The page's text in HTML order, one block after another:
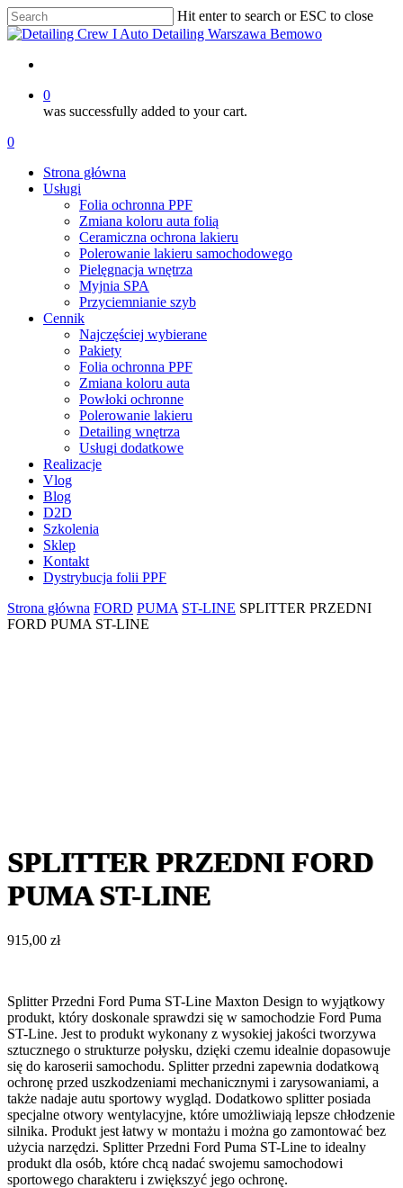
Skip
to
content
Hit enter to search or ESC to close
Close
0
was successfully added to your cart.
Menu
account
0
Strona główna
Usługi
Folia ochronna PPF
Zmiana koloru auta folią
Ceramiczna ochrona lakieru
Polerowanie lakieru samochodowego
Pielęgnacja wnętrza
Myjnia SPA
Przyciemnianie szyb
Cennik
Najczęściej wybierane
Pakiety
Folia ochronna PPF
Zmiana koloru auta
Powłoki ochronne
Polerowanie lakieru
Detailing wnętrza
Usługi dodatkowe
Realizacje
Vlog
Blog
D2D
Szkolenia
Sklep
Kontakt
Dystrybucja folii PPF
Strona główna FORD PUMA ST-LINE SPLITTER PRZEDNI
FORD PUMA ST-LINE
SPLITTER PRZEDNI FORD
PUMA ST-LINE
915,00 zł
Splitter Przedni Ford Puma ST-Line Maxton Design to wyjątkowy
produkt, który doskonale sprawdzi się w samochodzie Ford Puma
ST-Line. Jest to produkt wykonany z wysokiej jakości tworzywa
sztucznego o strukturze połysku, dzięki czemu idealnie dopasowuje
się do karoserii samochodu. Splitter przedni zapewnia dodatkową
ochronę przed uszkodzeniami mechanicznymi i zarysowaniami, a
także nadaje autu sportowy wygląd. Dodatkowo splitter posiada
specjalne otwory wentylacyjne, które umożliwiają lepsze chłodzenie
silnika. Produkt jest łatwy w montażu i można go zamontować bez
użycia narzędzi. Splitter Przedni Ford Puma ST-Line to idealny
produkt dla osób, które chcą nadać swojemu samochodowi
sportowego charakteru i zwiększyć jego ochronę.